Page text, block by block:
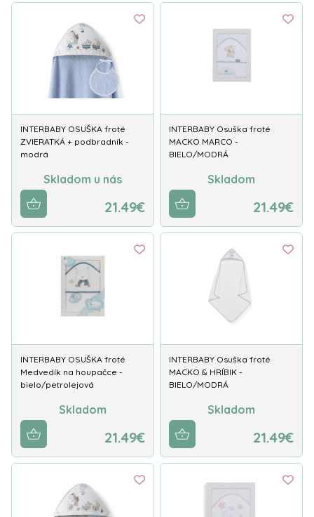
INTERBABY OSUŠKA froté
ZVIERATKÁ + podbradník -
modrá
Skladom u nás
21.49€
INTERBABY Osuška froté
MACKO MARCO -
BIELO/MODRÁ
Skladom
21.49€
INTERBABY OSUŠKA froté
Medvedík na houpačce -
bielo/petrolejová
Skladom
21.49€
INTERBABY Osuška froté
MACKO & HRÍBIK -
BIELO/MODRÁ
Skladom
21.49€